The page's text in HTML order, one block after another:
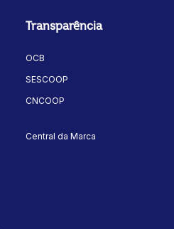
Transparência
OCB
SESCOOP
CNCOOP
Central da Marca